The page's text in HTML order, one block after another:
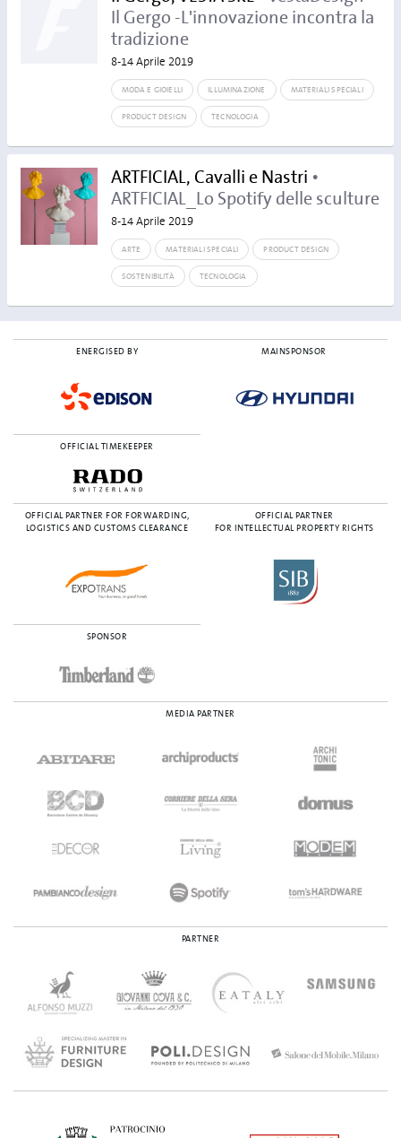
Il Gergo -L'innovazione incontra la
tradizione
8-14 Aprile 2019
MODA E GIOIELLI ILLUMINAZIONE MATERIALI SPECIALI
PRODUCT DESIGN TECNOLOGIA
ARTFICIAL, Cavalli e Nastri •
ARTFICIAL_Lo Spotify delle sculture
8-14 Aprile 2019
ARTE MATERIALI SPECIALI PRODUCT DESIGN
SOSTENIBILITÀ TECNOLOGIA
ENERGISED BY MAINSPONSOR
OFFICIAL TIMEKEEPER
OFFICIAL PARTNER FOR FORWARDING,
LOGISTICS AND CUSTOMS CLEARANCE
OFFICIAL PARTNER
FOR INTELLECTUAL PROPERTY RIGHTS
SPONSOR
MEDIA PARTNER
PARTNER